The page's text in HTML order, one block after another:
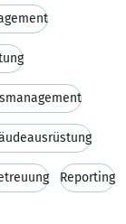
Reporting